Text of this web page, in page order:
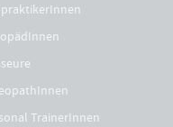
TrainerInnen